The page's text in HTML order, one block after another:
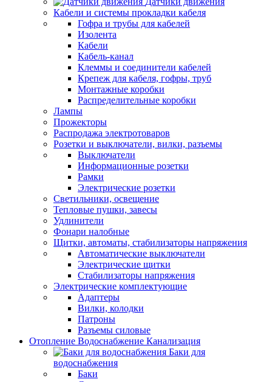
Кабели и системы прокладки кабеля
Гофра и трубы для кабелей
Изолента
Кабели
Кабель-канал
Клеммы и соединители кабелей
Крепеж для кабеля, гофры, труб
Монтажные коробки
Распределительные коробки
Лампы
Прожекторы
Распродажа электротоваров
Розетки и выключатели, вилки, разъемы
Выключатели
Информационные розетки
Рамки
Электрические розетки
Светильники, освещение
Тепловые пушки, завесы
Удлинители
Фонари налобные
Щитки, автоматы, стабилизаторы напряжения
Автоматические выключатели
Электрические щитки
Стабилизаторы напряжения
Электрические комплектующие
Адаптеры
Вилки, колодки
Патроны
Разъемы силовые
Отопление Водоснабжение Канализация
Баки для
водоснабжения
Баки